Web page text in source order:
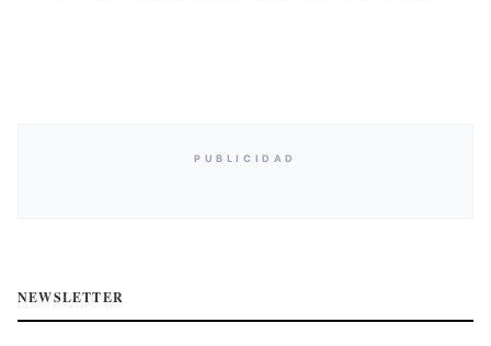
PUBLICIDAD
NEWSLETTER